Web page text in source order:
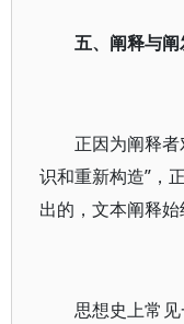
五、阐释与阐
正因为阐释
识和重新构造”，
出的，文本阐释始
思想史上常